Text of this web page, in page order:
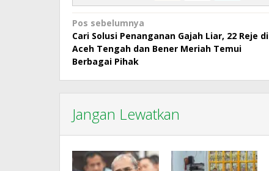
Navigasi
pos
Pos sebelumnya
Cari Solusi Penanganan Gajah Liar, 22 Reje di
Aceh Tengah dan Bener Meriah Temui
Berbagai Pihak
Jangan Lewatkan